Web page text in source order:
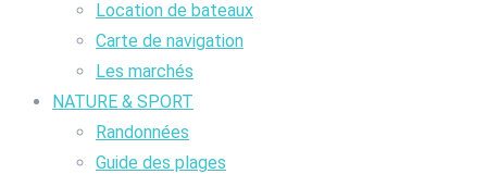
Location de bateaux
Carte de navigation
Les marchés
NATURE & SPORT
Randonnées
Guide des plages